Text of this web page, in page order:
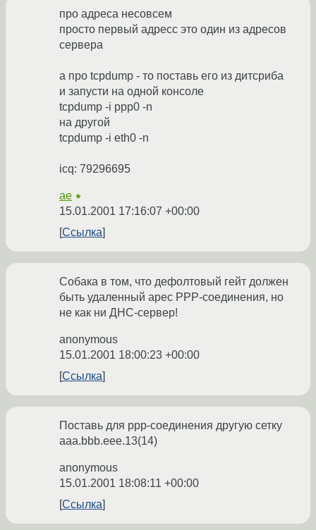
про адреса несовсем
просто первый адресс это один из адресов
сервера
а про tcpdump - то поставь его из дитсриба
и запусти на одной консоле
tcpdump -i ppp0 -n
на другой
tcpdump -i eth0 -n
icq: 79296695
ae ★
15.01.2001 17:16:07 +00:00
Ссылка
Собака в том, что дефолтовый гейт должен
быть удаленный арес РРР-соединения, но
не как ни ДНС-сервер!
anonymous
15.01.2001 18:00:23 +00:00
Ссылка
Поставь для ррр-соединения другую сетку
aaa.bbb.eee.13(14)
anonymous
15.01.2001 18:08:11 +00:00
Ссылка